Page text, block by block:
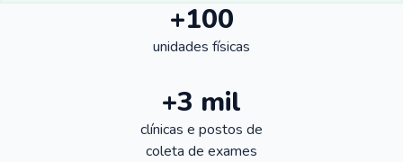
+100
unidades físicas
+3 mil
clínicas e postos de
coleta de exames